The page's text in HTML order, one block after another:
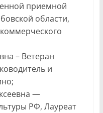
приемной
области,
– Ветеран
и
—
РФ, Лауреат